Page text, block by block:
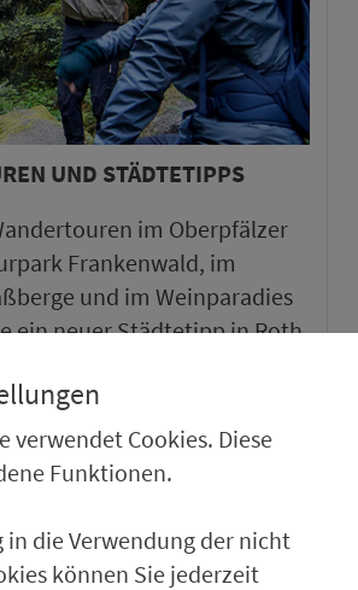
UND STÄDTETIPPS
im Oberpfälzer
Frankenwald, im
und im Weinparadies
ein neuer Städtetipp in Roth.
verwendet Cookies. Diese
Funktionen.
in die Verwendung der nicht
können Sie jederzeit